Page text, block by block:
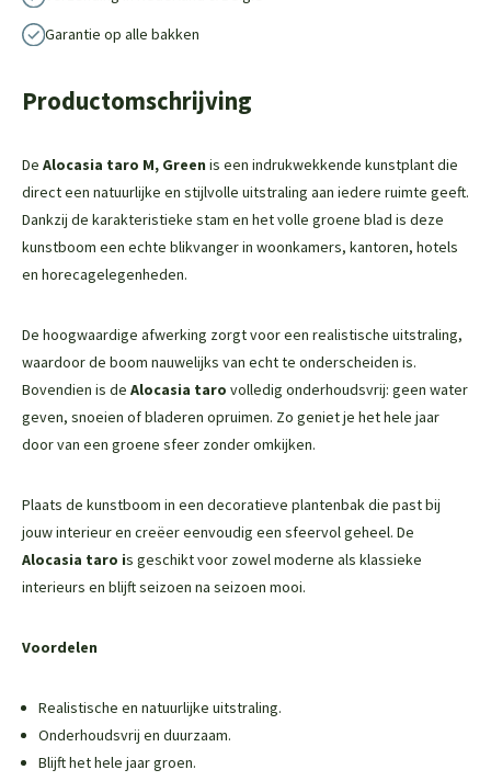
Garantie op alle bakken
Productomschrijving
De Alocasia taro M, Green is een indrukwekkende kunstplant die
direct een natuurlijke en stijlvolle uitstraling aan iedere ruimte geeft.
Dankzij de karakteristieke stam en het volle groene blad is deze
kunstboom een echte blikvanger in woonkamers, kantoren, hotels
en horecagelegenheden.
De hoogwaardige afwerking zorgt voor een realistische uitstraling,
waardoor de boom nauwelijks van echt te onderscheiden is.
Bovendien is de Alocasia taro volledig onderhoudsvrij: geen water
geven, snoeien of bladeren opruimen. Zo geniet je het hele jaar
door van een groene sfeer zonder omkijken.
Plaats de kunstboom in een decoratieve plantenbak die past bij
jouw interieur en creëer eenvoudig een sfeervol geheel. De
Alocasia taro is geschikt voor zowel moderne als klassieke
interieurs en blijft seizoen na seizoen mooi.
Voordelen
Realistische en natuurlijke uitstraling.
Onderhoudsvrij en duurzaam.
Blijft het hele jaar groen.